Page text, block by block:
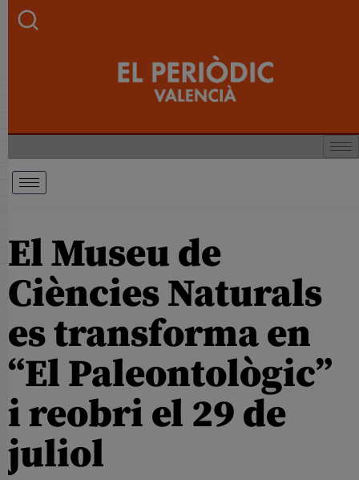
El Museu de
Ciències Naturals
es transforma en
“El Paleontològic”
i reobri el 29 de
juliol